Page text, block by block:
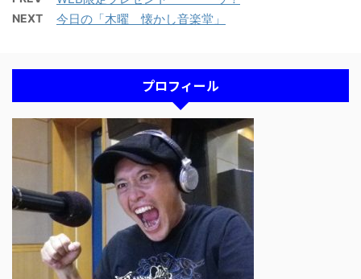
NEXT 今日の「木曜 懐かし音楽堂」
プロフィール